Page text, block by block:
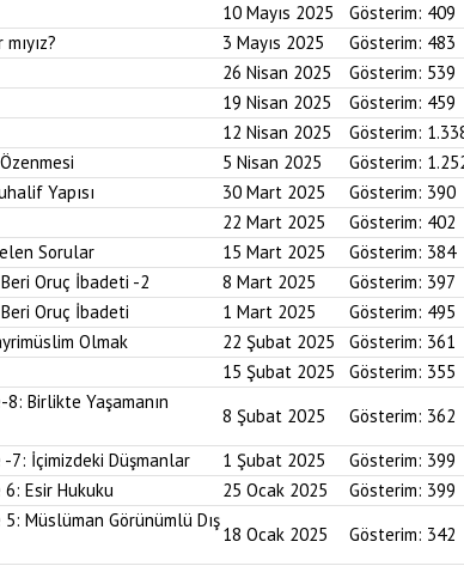
10 Mayıs 2025 Gösterim: 409
3 Mayıs 2025 Gösterim: 483
26 Nisan 2025 Gösterim: 539
19 Nisan 2025 Gösterim: 459
12 Nisan 2025 Gösterim:
5 Nisan 2025 Gösterim:
Yapısı 30 Mart 2025 Gösterim: 390
22 Mart 2025 Gösterim: 402
Sorular 15 Mart 2025 Gösterim: 384
Oruç İbadeti -2 8 Mart 2025 Gösterim: 397
Oruç İbadeti 1 Mart 2025 Gösterim: 495
Olmak 22 Şubat 2025 Gösterim: 361
15 Şubat 2025 Gösterim: 355
Birlikte Yaşamanın
8 Şubat 2025 Gösterim: 362
-7: İçimizdeki Düşmanlar 1 Şubat 2025 Gösterim: 399
6: Esir Hukuku 25 Ocak 2025 Gösterim: 399
Müslüman Görünümlü Dış
18 Ocak 2025 Gösterim: 342